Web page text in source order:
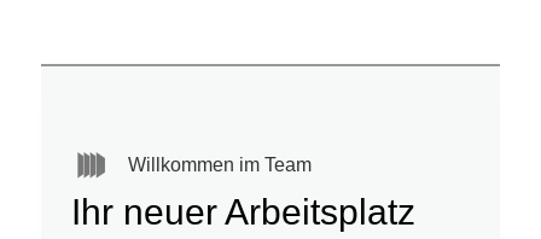
Willkommen im Team
Ihr neuer Arbeitsplatz